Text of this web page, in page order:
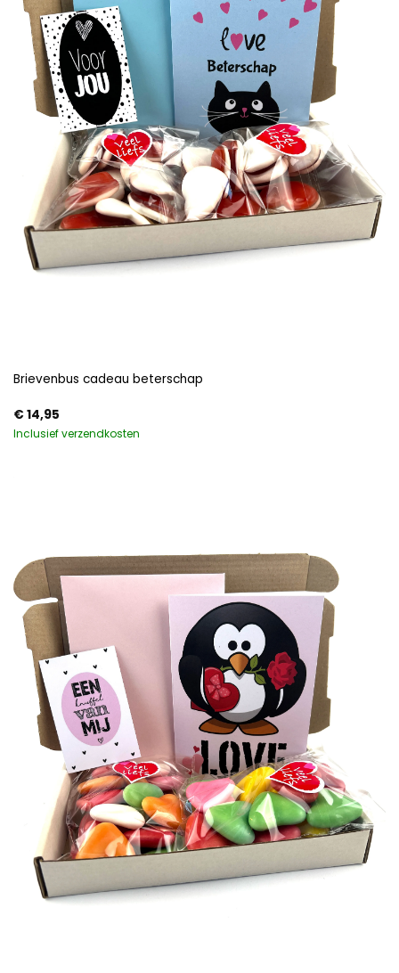
Brievenbus cadeau beterschap
€14,95
Inclusief verzendkosten